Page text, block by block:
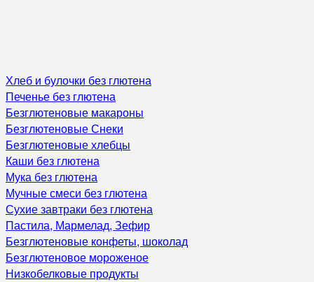
Хлеб и булочки без глютена
Печенье без глютена
Безглютеновые макароны
Безглютеновые Снеки
Безглютеновые хлебцы
Каши без глютена
Мука без глютена
Мучные смеси без глютена
Сухие завтраки без глютена
Пастила, Мармелад, Зефир
Безглютеновые конфеты, шоколад
Безглютеновое мороженое
Низкобелковые продукты